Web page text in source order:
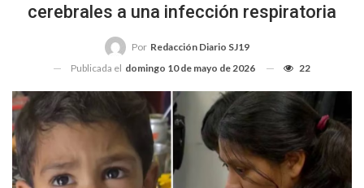
cerebrales a una infección respiratoria
Por Redacción Diario SJ19
Publicada el domingo 10 de mayo de 2026 22